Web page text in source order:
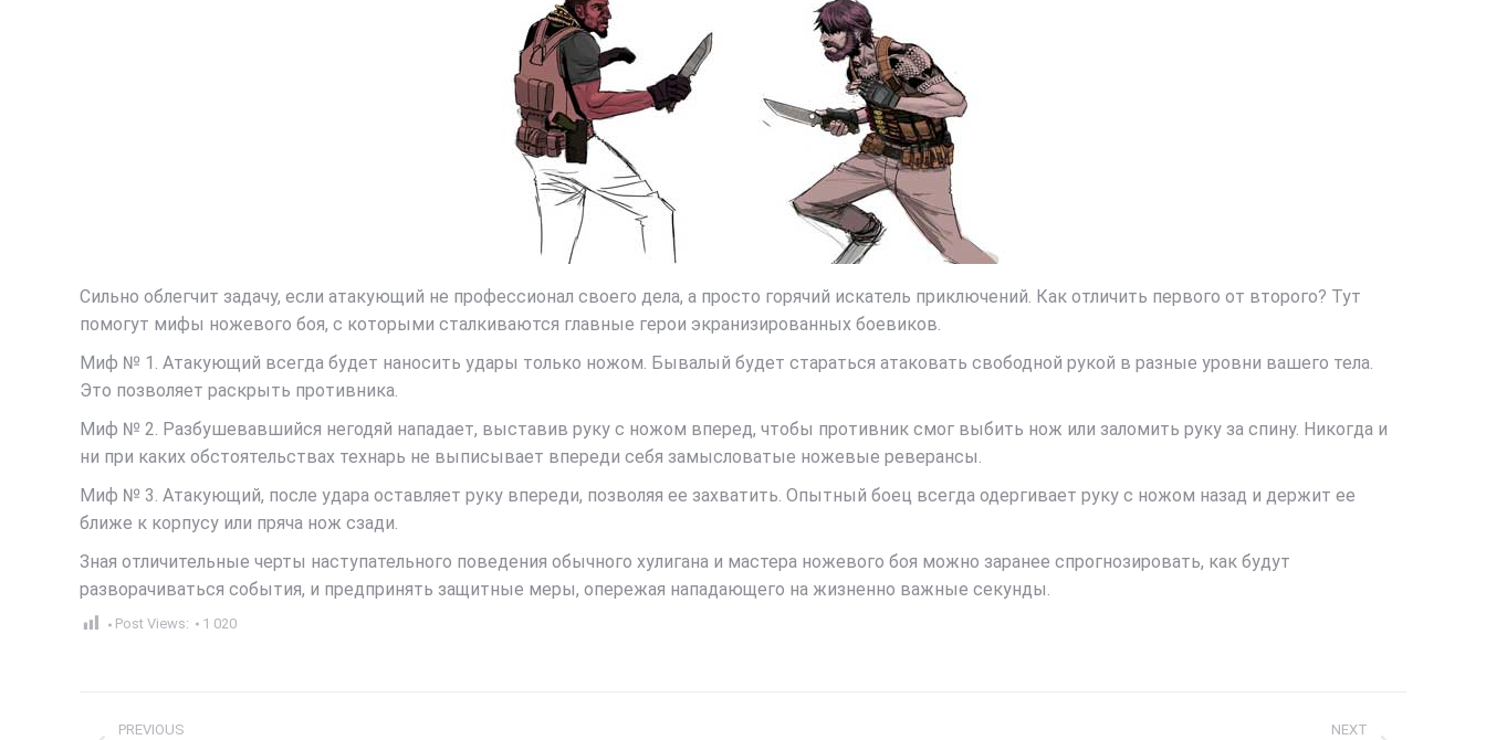
Сильно облегчит задачу, если атакующий не профессионал своего дела, а просто горячий искатель приключений. Как отличить первого от второго? Тут
помогут мифы ножевого боя, с которыми сталкиваются главные герои экранизированных боевиков.
Миф № 1. Атакующий всегда будет наносить удары только ножом. Бывалый будет стараться атаковать свободной рукой в разные уровни вашего тела.
Это позволяет раскрыть противника.
Миф № 2. Разбушевавшийся негодяй нападает, выставив руку с ножом вперед, чтобы противник смог выбить нож или заломить руку за спину. Никогда и
ни при каких обстоятельствах технарь не выписывает впереди себя замысловатые ножевые реверансы.
Миф № 3. Атакующий, после удара оставляет руку впереди, позволяя ее захватить. Опытный боец всегда одергивает руку с ножом назад и держит ее
ближе к корпусу или пряча нож сзади.
Зная отличительные черты наступательного поведения обычного хулигана и мастера ножевого боя можно заранее спрогнозировать, как будут
разворачиваться события, и предпринять защитные меры, опережая нападающего на жизненно важные секунды.
Post Views: 1 020
Post
PREVIOUS NEXT